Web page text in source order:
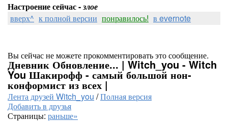
Настроение сейчас -злое
вверх^ к полной версии понравилось! в evernote
Вы сейчас не можете прокомментировать это сообщение.
Дневник Обновление... | Witch_you - Witch
You Шакирофф - самый большой нон-
конформист из всех |
Лента друзей Witch_you /Полная версия
Добавить в друзья
Страницы: раньше»